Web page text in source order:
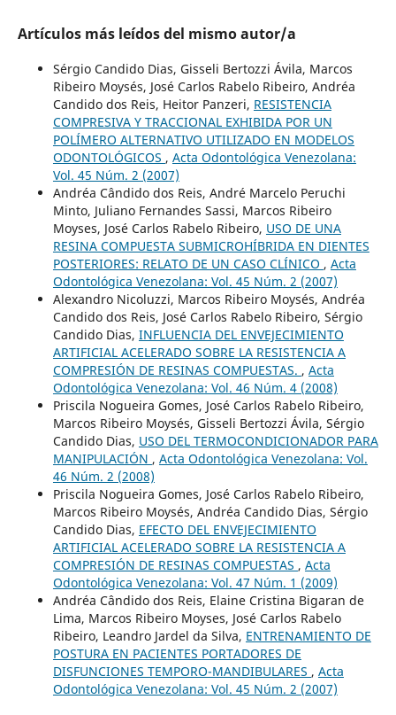
Artículos más leídos del mismo autor/a
Sérgio Candido Dias, Gisseli Bertozzi Ávila, Marcos
Ribeiro Moysés, José Carlos Rabelo Ribeiro, Andréa
Candido dos Reis, Heitor Panzeri, RESISTENCIA
COMPRESIVA Y TRACCIONAL EXHIBIDA POR UN
POLÍMERO ALTERNATIVO UTILIZADO EN MODELOS
ODONTOLÓGICOS , Acta Odontológica Venezolana:
Vol. 45 Núm. 2 (2007)
Andréa Cândido dos Reis, André Marcelo Peruchi
Minto, Juliano Fernandes Sassi, Marcos Ribeiro
Moyses, José Carlos Rabelo Ribeiro, USO DE UNA
RESINA COMPUESTA SUBMICROHÍBRIDA EN DIENTES
POSTERIORES: RELATO DE UN CASO CLÍNICO , Acta
Odontológica Venezolana: Vol. 45 Núm. 2 (2007)
Alexandro Nicoluzzi, Marcos Ribeiro Moysés, Andréa
Candido dos Reis, José Carlos Rabelo Ribeiro, Sérgio
Candido Dias, INFLUENCIA DEL ENVEJECIMIENTO
ARTIFICIAL ACELERADO SOBRE LA RESISTENCIA A
COMPRESIÓN DE RESINAS COMPUESTAS. , Acta
Odontológica Venezolana: Vol. 46 Núm. 4 (2008)
Priscila Nogueira Gomes, José Carlos Rabelo Ribeiro,
Marcos Ribeiro Moysés, Gisseli Bertozzi Ávila, Sérgio
Candido Dias, USO DEL TERMOCONDICIONADOR PARA
MANIPULACIÓN , Acta Odontológica Venezolana: Vol.
46 Núm. 2 (2008)
Priscila Nogueira Gomes, José Carlos Rabelo Ribeiro,
Marcos Ribeiro Moysés, Andréa Candido Dias, Sérgio
Candido Dias, EFECTO DEL ENVEJECIMIENTO
ARTIFICIAL ACELERADO SOBRE LA RESISTENCIA A
COMPRESIÓN DE RESINAS COMPUESTAS , Acta
Odontológica Venezolana: Vol. 47 Núm. 1 (2009)
Andréa Cândido dos Reis, Elaine Cristina Bigaran de
Lima, Marcos Ribeiro Moyses, José Carlos Rabelo
Ribeiro, Leandro Jardel da Silva, ENTRENAMIENTO DE
POSTURA EN PACIENTES PORTADORES DE
DISFUNCIONES TEMPORO-MANDIBULARES , Acta
Odontológica Venezolana: Vol. 45 Núm. 2 (2007)